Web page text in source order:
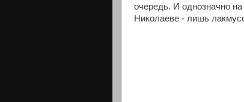
очередь. И однозначно
Николаеве - лишь